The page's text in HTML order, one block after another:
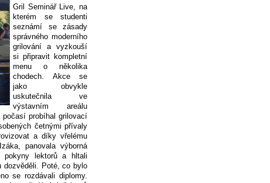
Gril Seminář Live, na
kterém se studenti
seznámí se zásady
správného moderního
grilování a vyzkouší
si připravit kompletní
menu o několika
chodech. Akce se
jako obvykle
uskutečnila ve
výstavním areálu
probíhal grilovací
četnými přívaly
a díky vřelému
panovala výborná
pokyny lektorů a hltali
dozvěděli. Poté, co bylo
se rozdávali diplomy.